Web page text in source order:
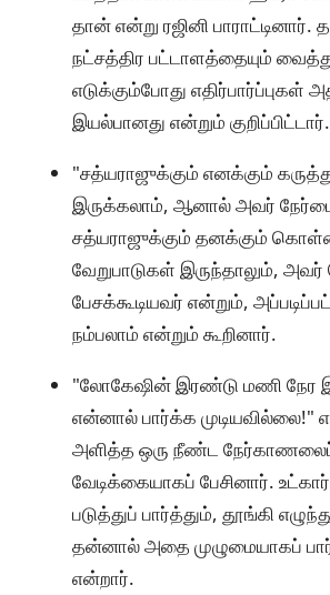
தான் என்று ரஜினி பாராட்டினார்.
நட்சத்திர பட்டாளத்தையும்
எடுக்கும்போது எதிர்பார்ப்புகள்
இயல்பானது என்றும் குறிப்பிட்டார்.
"சத்யராஜுக்கும் எனக்கும்
இருக்கலாம், ஆனால் அவர்
சத்யராஜுக்கும் தனக்கும்
வேறுபாடுகள் இருந்தாலும்,
பேசக்கூடியவர் என்றும்,
நம்பலாம் என்றும் கூறினார்.
"லோகேஷின் இரண்டு மணி நேர
என்னால் பார்க்க
அளித்த ஒரு நீண்ட நேர்காணலைப்
வேடிக்கையாகப் பேசினார்.
படுத்துப் பார்த்தும், தூங்கி
தன்னால் அதை முழுமையாகப்
என்றார்.